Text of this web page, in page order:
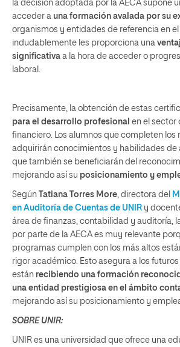
la decisión adoptada por la AECA supone
acceder a una formación avalada por su
organismos y entidades de referencia en el
indudablemente les proporciona una
significativa a la hora de acceder o
laboral.
Precisamente, la obtención de estas
para el desarrollo profesional en el sector
financiero. Los alumnos que completen los
adquirirán conocimientos y habilidades de
que también se beneficiarán del
mejorando así su posicionamiento y
Según Tatiana Torres More, directora del
en Auditoría de Cuentas de UNIR y
área de finanzas, contabilidad y auditoría,
por parte de la AECA es muy relevante
programas cumplen con los más altos
rigor académico. Esto asegura a los
están recibiendo una formación
una entidad prestigiosa en el ámbito
mejorando así su posicionamiento y
SOBRE UNIR:
UNIR es una universidad que ofrece una